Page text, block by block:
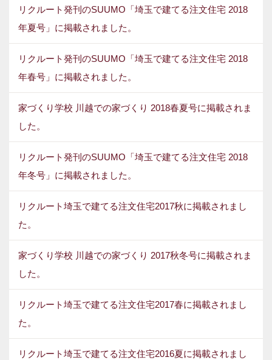
リクルート発刊のSUUMO「埼玉で建てる注文住宅 2018
年夏号」に掲載されました。
リクルート発刊のSUUMO「埼玉で建てる注文住宅 2018
年春号」に掲載されました。
家づくり学校 川越での家づくり 2018春夏号に掲載されま
した。
リクルート発刊のSUUMO「埼玉で建てる注文住宅 2018
年冬号」に掲載されました。
リクルート埼玉で建てる注文住宅2017秋に掲載されまし
た。
家づくり学校 川越での家づくり 2017秋冬号に掲載されま
した。
リクルート埼玉で建てる注文住宅2017春に掲載されまし
た。
リクルート埼玉で建てる注文住宅2016夏に掲載されまし